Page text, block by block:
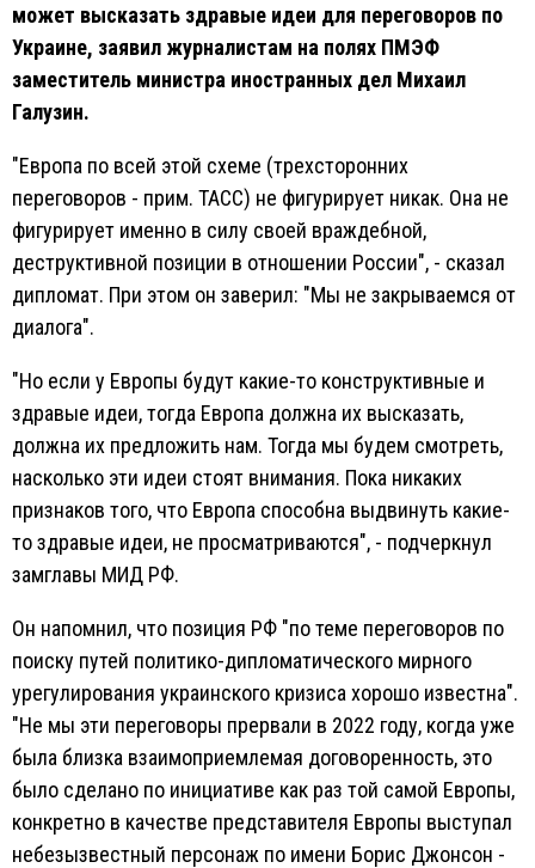
может высказать здравые идеи для переговоров по
Украине, заявил журналистам на полях ПМЭФ
заместитель министра иностранных дел Михаил
Галузин.
"Европа по всей этой схеме (трехсторонних
переговоров - прим. ТАСС) не фигурирует никак. Она не
фигурирует именно в силу своей враждебной,
деструктивной позиции в отношении России", - сказал
дипломат. При этом он заверил: "Мы не закрываемся от
диалога".
"Но если у Европы будут какие-то конструктивные и
здравые идеи, тогда Европа должна их высказать,
должна их предложить нам. Тогда мы будем смотреть,
насколько эти идеи стоят внимания. Пока никаких
признаков того, что Европа способна выдвинуть какие-
то здравые идеи, не просматриваются", - подчеркнул
замглавы МИД РФ.
Он напомнил, что позиция РФ "по теме переговоров по
поиску путей политико-дипломатического мирного
урегулирования украинского кризиса хорошо известна".
"Не мы эти переговоры прервали в 2022 году, когда уже
была близка взаимоприемлемая договоренность, это
было сделано по инициативе как раз той самой Европы,
конкретно в качестве представителя Европы выступал
небезызвестный персонаж по имени Борис Джонсон -